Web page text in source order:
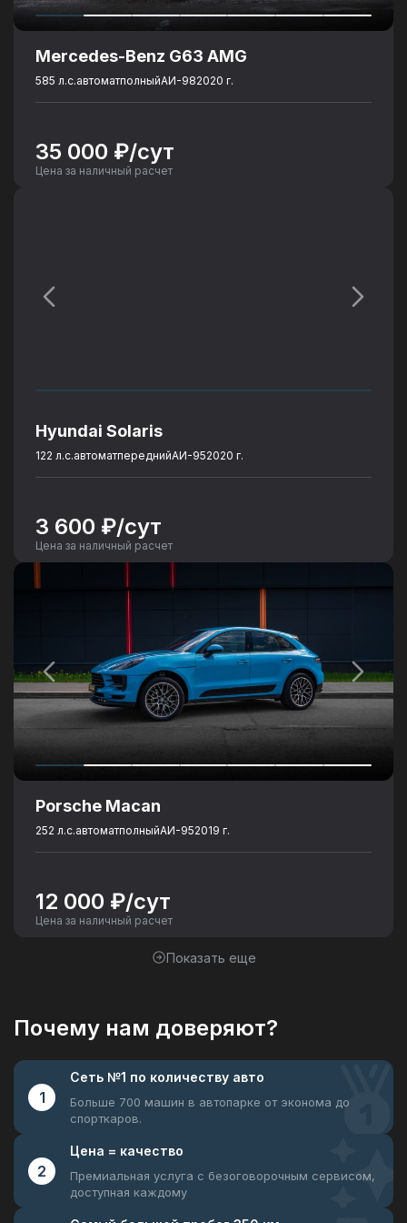
Mercedes-Benz G63 AMG
585 л.с.автоматполныйАИ-982020 г.
35 000 ₽/сут
Цена за наличный расчет
Hyundai Solaris
122 л.с.автоматпереднийАИ-952020 г.
3 600 ₽/сут
Цена за наличный расчет
Porsche Macan
252 л.с.автоматполныйАИ-952019 г.
12 000 ₽/сут
Цена за наличный расчет
Показать еще
Почему нам доверяют?
1
Сеть №1 по количеству авто
Больше 700 машин в автопарке от эконома до
спорткаров.
2
Цена = качество
Премиальная услуга с безоговорочным сервисом,
доступная каждому